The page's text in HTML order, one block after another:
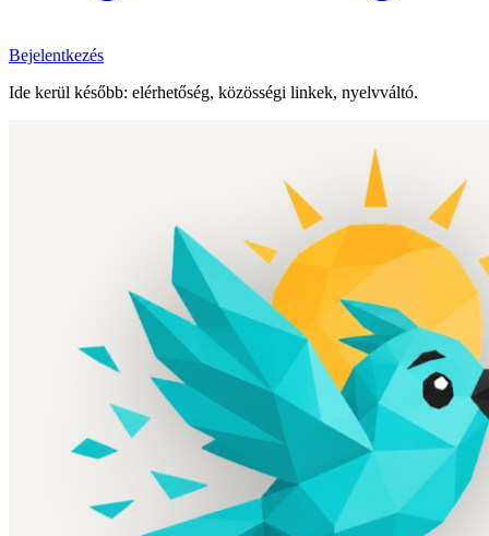
Bejelentkezés
Ide kerül később: elérhetőség, közösségi linkek, nyelvváltó.